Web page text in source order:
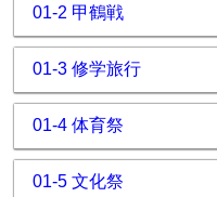
01-2 甲鶴戦
01-3 修学旅行
01-4 体育祭
01-5 文化祭